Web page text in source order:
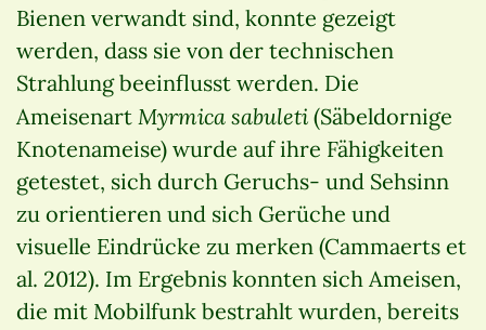
Bienen verwandt sind, konnte gezeigt
werden, dass sie von der technischen
Strahlung beeinflusst werden. Die
Ameisenart Myrmica sabuleti (Säbeldornige
Knotenameise) wurde auf ihre Fähigkeiten
getestet, sich durch Geruchs- und Sehsinn
zu orientieren und sich Gerüche und
visuelle Eindrücke zu merken (Cammaerts et
al. 2012). Im Ergebnis konnten sich Ameisen,
die mit Mobilfunk bestrahlt wurden, bereits